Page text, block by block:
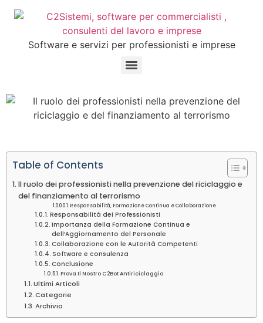
Software e servizi per professionisti e imprese
Table of Contents
Il ruolo dei professionisti nella prevenzione del riciclaggio e
del finanziamento al terrorismo
Responsabilità, Formazione Continua e Collaborazione
Responsabilità dei Professionisti
Importanza della Formazione Continua e
dell’Aggiornamento del Personale
Collaborazione con le Autorità Competenti
Software e consulenza
Conclusione
Prova Il Nostro C2Bot Antiriciclaggio
Ultimi Articoli
Categorie
Archivio